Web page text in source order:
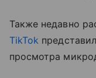
Также недавно
TikTok
просмотра